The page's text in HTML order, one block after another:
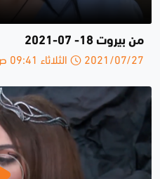
من بيروت 18- 07-2021
2021/07/27 الثلاثاء 09:41 ص